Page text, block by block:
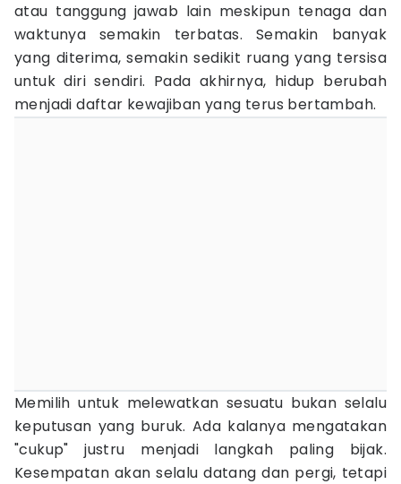
atau tanggung jawab lain meskipun tenaga dan
waktunya semakin terbatas. Semakin banyak
yang diterima, semakin sedikit ruang yang tersisa
untuk diri sendiri. Pada akhirnya, hidup berubah
menjadi daftar kewajiban yang terus bertambah.
Memilih untuk melewatkan sesuatu bukan selalu
keputusan yang buruk. Ada kalanya mengatakan
"cukup" justru menjadi langkah paling bijak.
Kesempatan akan selalu datang dan pergi, tetapi